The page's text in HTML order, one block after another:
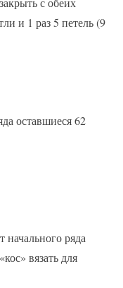
и 1 раз 5 петель (9
оставшиеся 62
начального ряда
вязать для